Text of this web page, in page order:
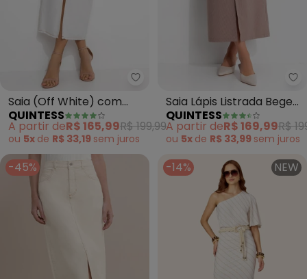
Quintess - Saia (Off White)
Saia (Off White) com
Bolsos e Fenda
QUINTESS
A partir deR$ 165,99R$ 199,99
ou 5x de R$ 33,19 sem juros
Saia Lápis Listrada Bege
em Tecido de Alfaiataria
QUINTESS
A partir deR$ 169,99R$
ou 5x de R$ 33,99 sem juros
-45% -14% NEW